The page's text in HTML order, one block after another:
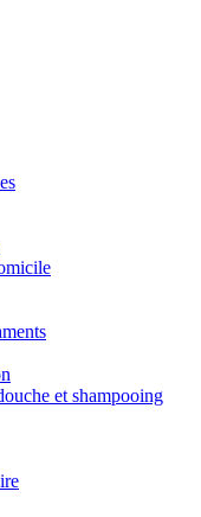
et shampooing